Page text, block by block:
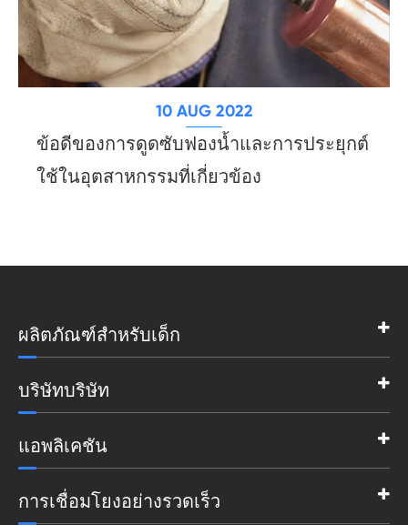
10 AUG 2022
ข้อดีของการดูดซับฟองน้ำและการประยุกต์
ใช้ในอุตสาหกรรมที่เกี่ยวข้อง
ผลิตภัณฑ์สำหรับเด็ก
บริษัทบริษัท
แอพลิเคชัน
การเชื่อมโยงอย่างรวดเร็ว